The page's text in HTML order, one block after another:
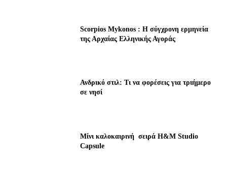
Scorpios Mykonos : Η σύγχρονη ερμηνεία
της Αρχαίας Ελληνικής Αγοράς
Ανδρικό στιλ: Τι να φορέσεις για τριήμερο
σε νησί
Μίνι καλοκαιρινή σειρά H&M Studio
Capsule